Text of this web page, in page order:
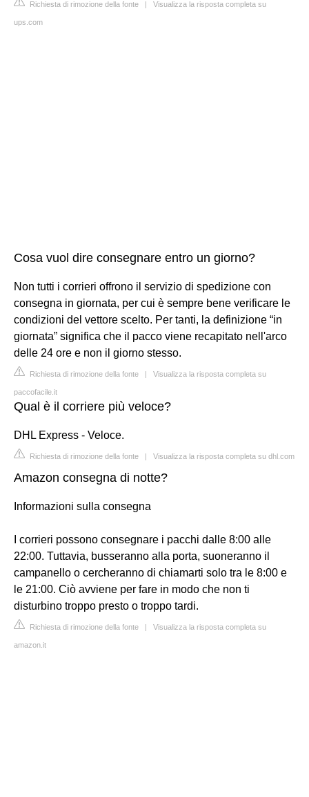
Richiesta di rimozione della fonte | Visualizza la risposta completa su
ups.com
Cosa vuol dire consegnare entro un giorno?
Non tutti i corrieri offrono il servizio di spedizione con
consegna in giornata, per cui è sempre bene verificare le
condizioni del vettore scelto. Per tanti, la definizione “in
giornata” significa che il pacco viene recapitato nell'arco
delle 24 ore e non il giorno stesso.
Richiesta di rimozione della fonte | Visualizza la risposta completa su
paccofacile.it
Qual è il corriere più veloce?
DHL Express - Veloce.
Richiesta di rimozione della fonte | Visualizza la risposta completa su dhl.com
Amazon consegna di notte?
Informazioni sulla consegna
I corrieri possono consegnare i pacchi dalle 8:00 alle
22:00. Tuttavia, busseranno alla porta, suoneranno il
campanello o cercheranno di chiamarti solo tra le 8:00 e
le 21:00. Ciò avviene per fare in modo che non ti
disturbino troppo presto o troppo tardi.
Richiesta di rimozione della fonte | Visualizza la risposta completa su
amazon.it